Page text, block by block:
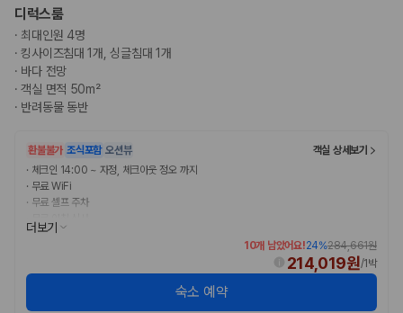
2. 보험 조건은 가격만큼 중요합니다
완전자차와 슈퍼자차는 업체별 보장 범위가 다를 수 있습니다. 카모아에서
는 제주 렌트카 가격과 함께 보험 조건을 비교해 여행 스타일에 맞는 보장
수준을 선택할 수 있습니다.
3. 제주공항 접근성과 셔틀 조건을 함께 확인하세요
제주 렌트카는 차량 인수 위치와 셔틀 편의성에 따라 실제 이용 만족도가
달라집니다. 공항에서 렌트카 사무실까지의 이동 조건을 가격과 함께 비교
하는 것이 좋습니다.
제주도 렌트카 차종별 가격비교
혼자 또는 2인 여행에 적합하며 제주 렌트카 최저가를 찾는 사용자
가 가장 먼저 비교하는 차종입니다.
디럭스룸
· 최대인원 4명
·킹사이즈침대 1개, 싱글침대 1개
· 바다 전망
·객실 면적 50m²
· 반려동물 동반
환불불가 조식포함 오션뷰
객실 상세보기
· 체크인 14:00 ~ 자정, 체크아웃 정오 까지
· 무료 WiFi
· 무료 셀프 주차
무료 아침 식사
더보기
10개 남았어요!24%284,661원
214,019원/1박
숙소 예약